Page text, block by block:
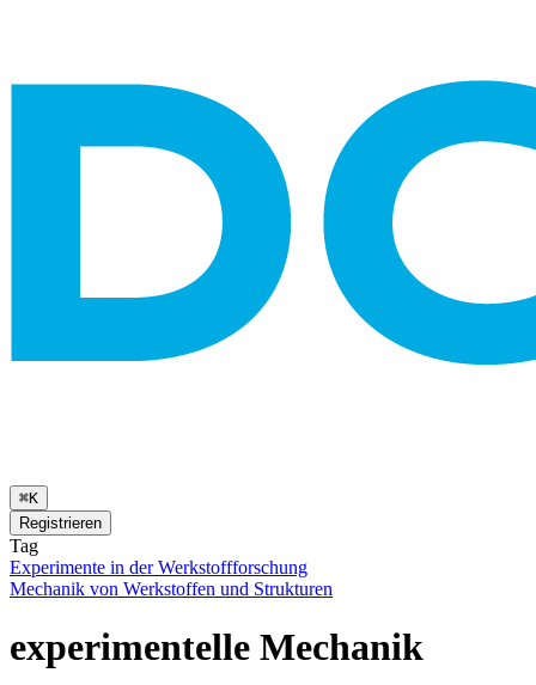
⌘K
Registrieren
Tag
Experimente in der Werkstoffforschung
Mechanik von Werkstoffen und Strukturen
experimentelle Mechanik